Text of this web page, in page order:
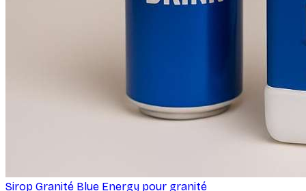
Sirop Granité Blue Energy pour granité